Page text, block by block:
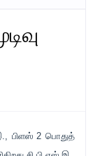
பிளஸ் 2 பொதுத்